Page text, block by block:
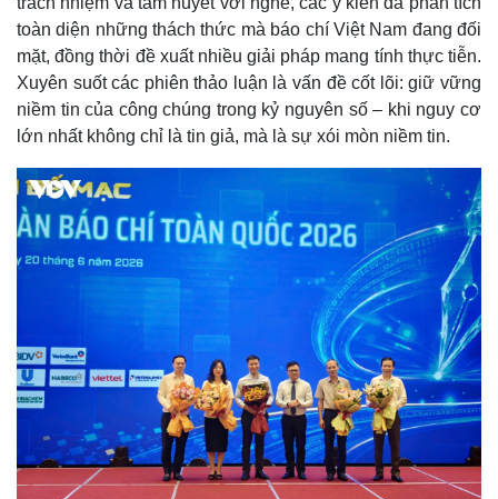
toàn diện những thách thức mà báo chí Việt Nam đang đối
mặt, đồng thời đề xuất nhiều giải pháp mang tính thực tiễn.
Xuyên suốt các phiên thảo luận là vấn đề cốt lõi: giữ vững
niềm tin của công chúng trong kỷ nguyên số – khi nguy cơ
lớn nhất không chỉ là tin giả, mà là sự xói mòn niềm tin.